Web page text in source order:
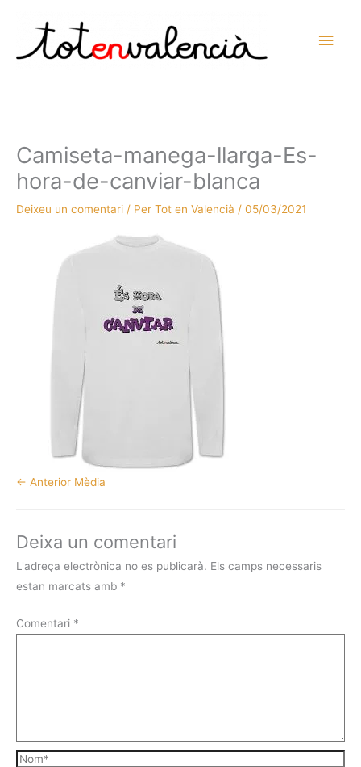
contingut
Camiseta-manega-llarga-Es-
hora-de-canviar-blanca
Deixeu un comentari / Per Tot en Valencià / 05/03/2021
← Anterior Mèdia
Deixa un comentari
L'adreça electrònica no es publicarà. Els camps necessaris
estan marcats amb *
Comentari *
Nom*